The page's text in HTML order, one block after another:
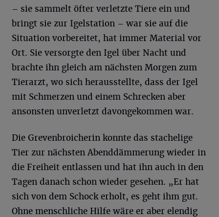
– sie sammelt öfter verletzte Tiere ein und
bringt sie zur Igelstation – war sie auf die
Situation vorbereitet, hat immer Material vor
Ort. Sie versorgte den Igel über Nacht und
brachte ihn gleich am nächsten Morgen zum
Tierarzt, wo sich herausstellte, dass der Igel
mit Schmerzen und einem Schrecken aber
ansonsten unverletzt davongekommen war.
Die Grevenbroicherin konnte das stachelige
Tier zur nächsten Abenddämmerung wieder in
die Freiheit entlassen und hat ihn auch in den
Tagen danach schon wieder gesehen. „Er hat
sich von dem Schock erholt, es geht ihm gut.
Ohne menschliche Hilfe wäre er aber elendig